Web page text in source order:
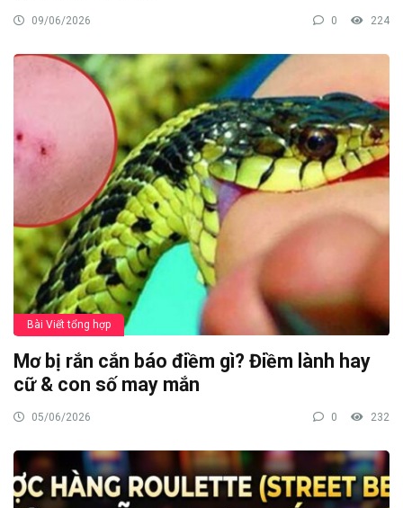
09/06/2026 0 224
Bài Viết tổng hợp
Mơ bị rắn cắn báo điềm gì? Điềm lành hay
cữ & con số may mắn
05/06/2026 0 232